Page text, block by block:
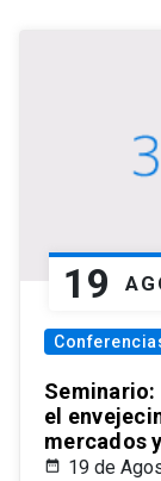
19
Seminario:
el
mercados
19 de